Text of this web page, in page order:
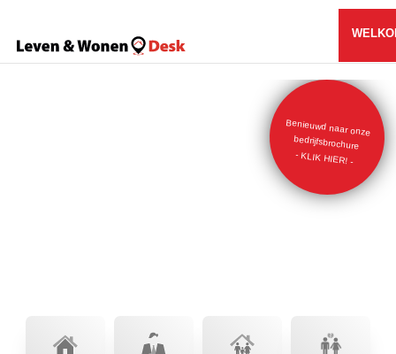
Benieuwd naar onze
bedrijfsbrochure
- KLIK HIER! -